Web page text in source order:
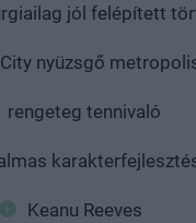
jól felépített
nyüzsgő
rengeteg tennivaló
Keanu Reeves